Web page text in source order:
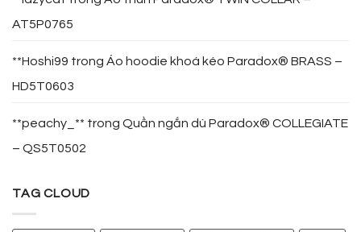
AT5P0765
**Hoshi99 trong Áo hoodie khoá kéo Paradox® BRASS –
HD5T0603
**peachy_** trong Quần ngắn dù Paradox® COLLEGIATE
– QS5T0502
TAG CLOUD